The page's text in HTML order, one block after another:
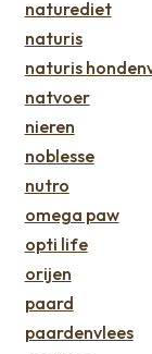
naturediet
naturis
naturis
natvoer
nieren
noblesse
nutro
omega paw
opti life
orijen
paard
paardenvlees